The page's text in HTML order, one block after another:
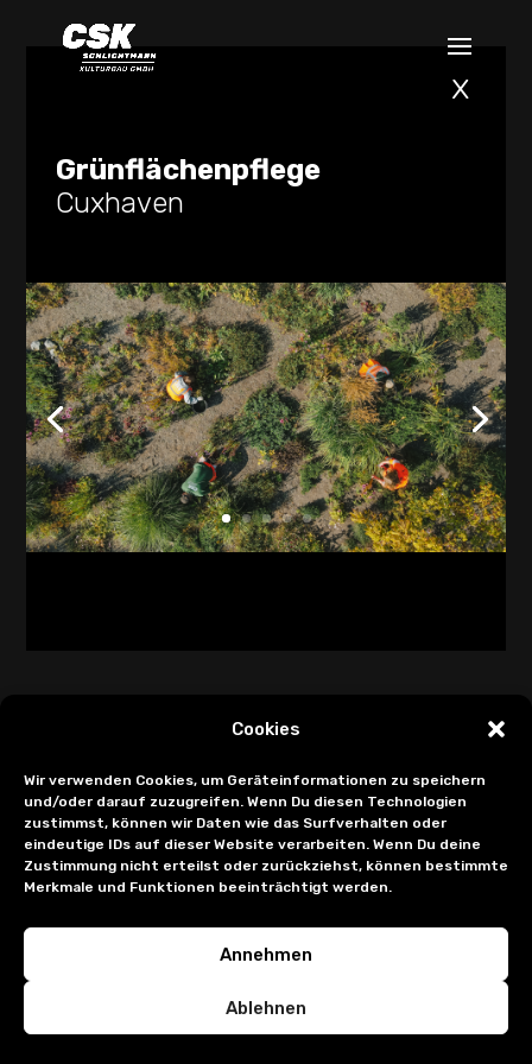
Cookies
Wir verwenden Cookies, um Geräteinformationen zu speichern
und/oder darauf zuzugreifen. Wenn Du diesen Technologien
zustimmst, können wir Daten wie das Surfverhalten oder
eindeutige IDs auf dieser Website verarbeiten. Wenn Du deine
Zustimmung nicht erteilst oder zurückziehst, können bestimmte
Merkmale und Funktionen beeinträchtigt werden.
Annehmen
Ablehnen
x
Grünflächenpflege
Cuxhaven